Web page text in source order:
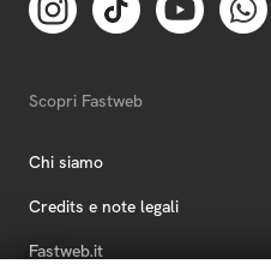
Scopri Fastweb
Chi siamo
Credits e note legali
Fastweb.it